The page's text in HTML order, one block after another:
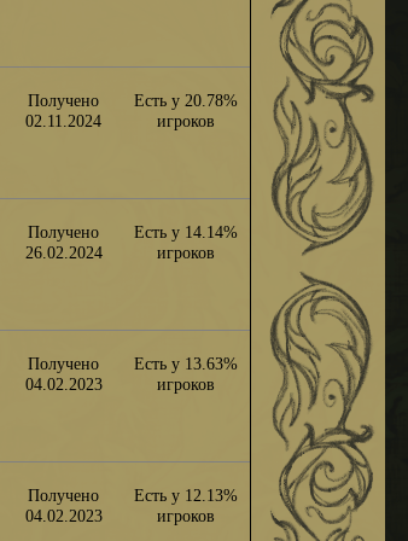
Получено
02.11.2024
Есть у 20.78%
игроков
Получено
26.02.2024
Есть у 14.14%
игроков
Получено
04.02.2023
Есть у 13.63%
игроков
Получено
04.02.2023
Есть у 12.13%
игроков